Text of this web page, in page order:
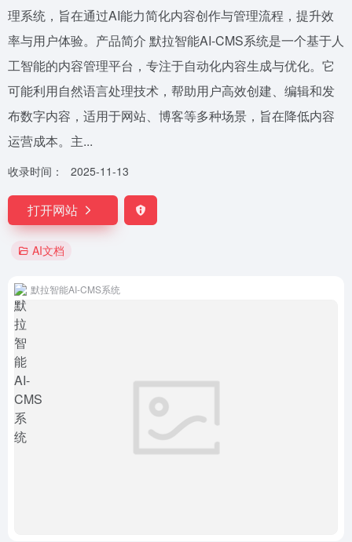
理系统，旨在通过AI能力简化内容创作与管理流程，提升效
率与用户体验。产品简介 默拉智能AI-CMS系统是一个基于人
工智能的内容管理平台，专注于自动化内容生成与优化。它
可能利用自然语言处理技术，帮助用户高效创建、编辑和发
布数字内容，适用于网站、博客等多种场景，旨在降低内容
运营成本。主...
收录时间： 2025-11-13
打开网站
AI文档
默拉智能AI-CMS系统